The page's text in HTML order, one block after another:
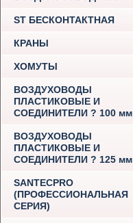
ST БЕСКОНТАКТНАЯ
КРАНЫ
ХОМУТЫ
ВОЗДУХОВОДЫ
ПЛАСТИКОВЫЕ И
СОЕДИНИТЕЛИ ? 100 мм
ВОЗДУХОВОДЫ
ПЛАСТИКОВЫЕ И
СОЕДИНИТЕЛИ ? 125 мм
SANTECPRO
(ПРОФЕССИОНАЛЬНАЯ
СЕРИЯ)